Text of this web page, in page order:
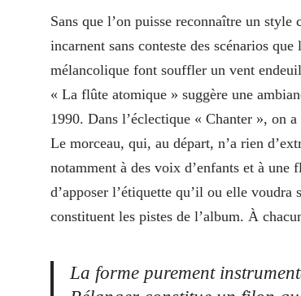
Sans que l’on puisse reconnaître un
incarnent sans conteste des scénarios
mélancolique font souffler un vent
« La flûte atomique » suggère une
1990. Dans l’éclectique « Chanter », on
Le morceau, qui, au départ, n’a rien
notamment à des voix d’enfants et à
d’apposer l’étiquette qu’il ou elle
constituent les pistes de l’album. À
La forme purement